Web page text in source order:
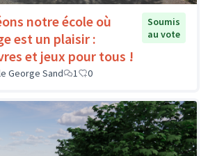
notre école où
est un plaisir :
et jeux pour tous !
Soumis
au vote
George Sand 1 0